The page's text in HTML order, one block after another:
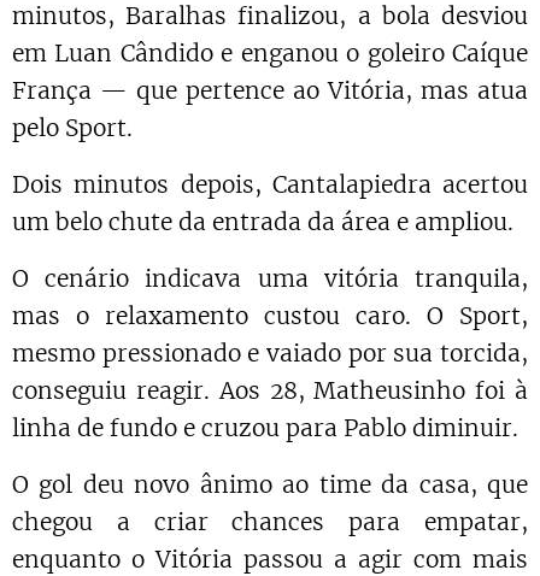
minutos, Baralhas finalizou, a bola desviou
em Luan Cândido e enganou o goleiro Caíque
França — que pertence ao Vitória, mas atua
pelo Sport.
Dois minutos depois, Cantalapiedra acertou
um belo chute da entrada da área e ampliou.
O cenário indicava uma vitória tranquila,
mas o relaxamento custou caro. O Sport,
mesmo pressionado e vaiado por sua torcida,
conseguiu reagir. Aos 28, Matheusinho foi à
linha de fundo e cruzou para Pablo diminuir.
O gol deu novo ânimo ao time da casa, que
chegou a criar chances para empatar,
enquanto o Vitória passou a agir com mais